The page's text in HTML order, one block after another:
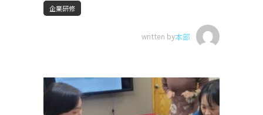
企業研修
written by本部